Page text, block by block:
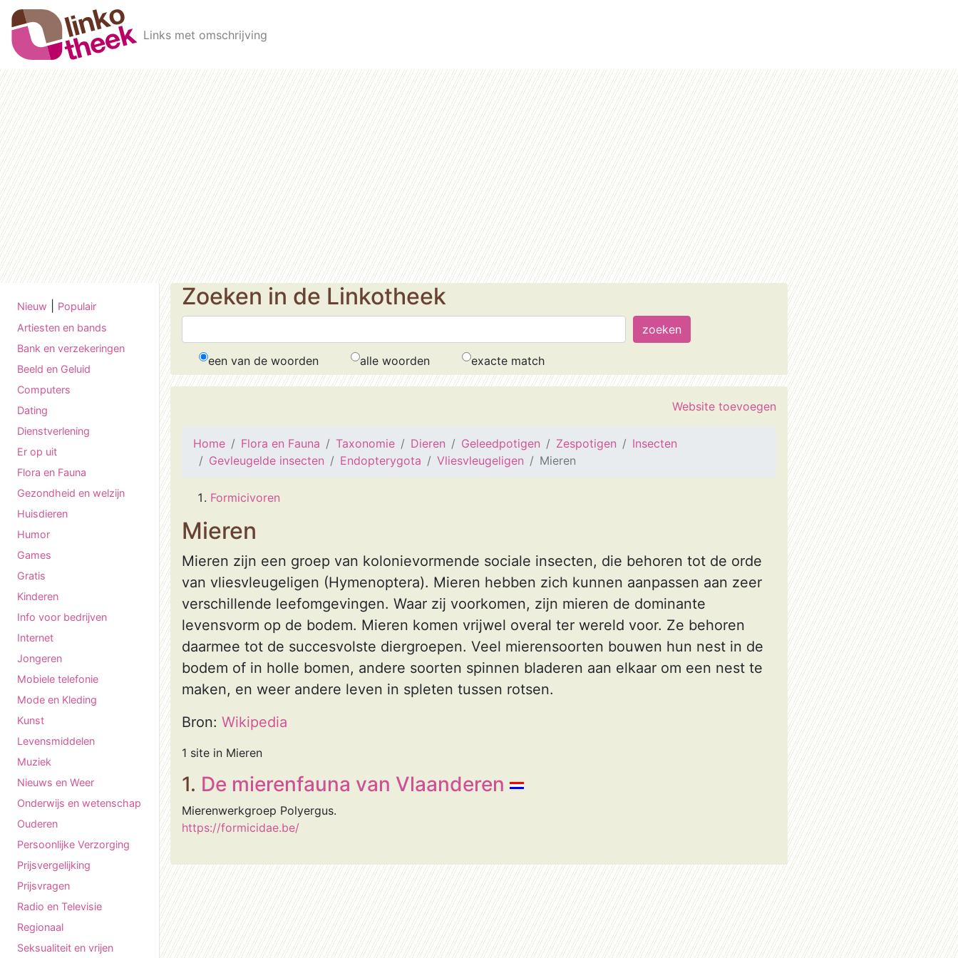
Skip to main content
Links met omschrijving
Nieuw
Populair
Artiesten en bands
Bank en verzekeringen
Beeld en Geluid
Computers
Dating
Dienstverlening
Er op uit
Flora en Fauna
Gezondheid en welzijn
Huisdieren
Humor
Games
Gratis
Kinderen
Info voor bedrijven
Internet
Jongeren
Mobiele telefonie
Mode en Kleding
Kunst
Levensmiddelen
Muziek
Nieuws en Weer
Onderwijs en wetenschap
Ouderen
Persoonlijke Verzorging
Prijsvergelijking
Prijsvragen
Radio en Televisie
Regionaal
Seksualiteit en vrijen
Zoeken in de Linkotheek
een van de woorden alle woorden exacte match
Website toevoegen
Home Flora en Fauna Taxonomie Dieren Geleedpotigen Zespotigen
Insecten
Gevleugelde insecten
Endopterygota Vliesvleugeligen Mieren
Formicivoren
Mieren
Mieren zijn een groep van kolonievormende sociale insecten, die behoren tot de orde
van vliesvleugeligen (Hymenoptera). Mieren hebben zich kunnen aanpassen aan zeer
verschillende leefomgevingen. Waar zij voorkomen, zijn mieren de dominante
levensvorm op de bodem. Mieren komen vrijwel overal ter wereld voor. Ze behoren
daarmee tot de succesvolste diergroepen. Veel mierensoorten bouwen hun nest in de
bodem of in holle bomen, andere soorten spinnen bladeren aan elkaar om een nest te
maken, en weer andere leven in spleten tussen rotsen.
Bron: Wikipedia
1 site in Mieren
1. De mierenfauna van Vlaanderen
Mierenwerkgroep Polyergus.
https://formicidae.be/